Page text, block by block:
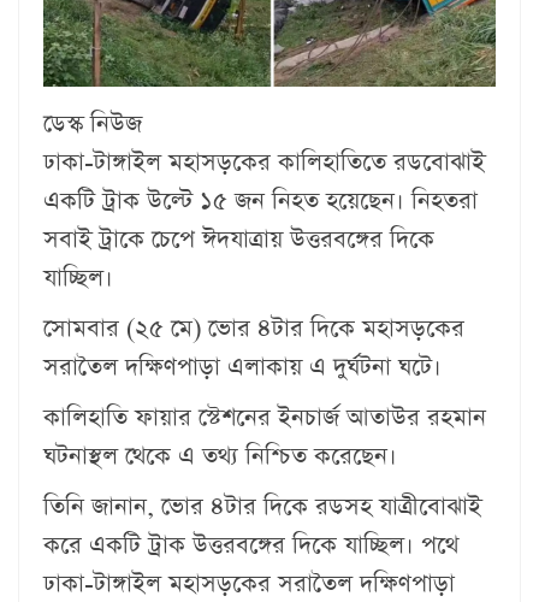
ডেস্ক নিউজ
ঢাকা-টাঙ্গাইল মহাসড়কের কালিহাতিতে রডবোঝাই
একটি ট্রাক উল্টে ১৫ জন নিহত হয়েছেন। নিহতরা
সবাই ট্রাকে চেপে ঈদযাত্রায় উত্তরবঙ্গের দিকে
যাচ্ছিল।
সোমবার (২৫ মে) ভোর ৪টার দিকে মহাসড়কের
সরাতৈল দক্ষিণপাড়া এলাকায় এ দুর্ঘটনা ঘটে।
কালিহাতি ফায়ার স্টেশনের ইনচার্জ আতাউর রহমান
ঘটনাস্থল থেকে এ তথ্য নিশ্চিত করেছেন।
তিনি জানান, ভোর ৪টার দিকে রডসহ যাত্রীবোঝাই
করে একটি ট্রাক উত্তরবঙ্গের দিকে যাচ্ছিল। পথে
ঢাকা-টাঙ্গাইল মহাসড়কের সরাতৈল দক্ষিণপাড়া